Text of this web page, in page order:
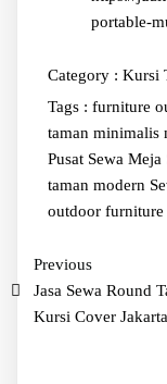
portable-
Category : Kursi
Tags : furniture
taman minimalis
Pusat Sewa
taman modern
outdoor furniture
Previous
Jasa Sewa Round
Kursi Cover Jakarta